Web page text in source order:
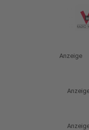
Anzeige